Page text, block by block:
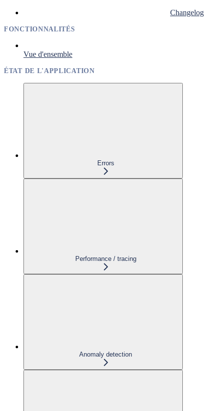
Changelog
FONCTIONNALITÉS
Vue d'ensemble
ÉTAT DE L'APPLICATION
Errors
Performance / tracing
Anomaly detection